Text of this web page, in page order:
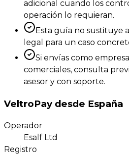
adicional cuando los
operación lo requieran.
Esta guía no sustituye
legal para un caso
Si envías como
comerciales, consulta
asesor y con soporte.
VeltroPay desde España
Operador
Esalf Ltd
Registro